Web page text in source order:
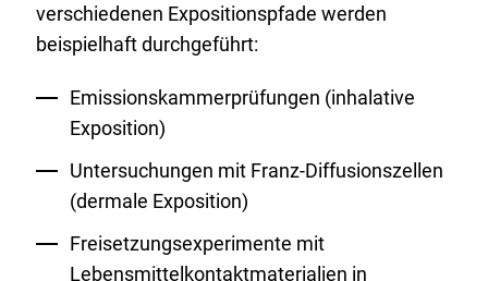
verschiedenen Expositionspfade werden
beispielhaft durchgeführt:
Emissionskammerprüfungen (inhalative
Exposition)
Untersuchungen mit Franz-Diffusionszellen
(dermale Exposition)
Freisetzungsexperimente mit
Lebensmittelkontaktmaterialien in